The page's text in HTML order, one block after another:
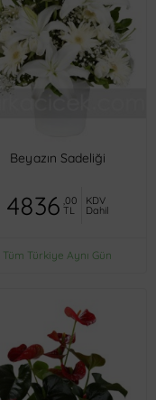
Beyazın Sadeliği
4836 ,00
TL
KDV
Dahil
Tüm Türkiye Aynı Gün